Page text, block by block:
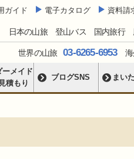
ガイド 電子カタログ 資料請
日本の山旅 登山バス 国内旅行
世界の山旅 03-6265-6953海
ーメイド
積もり
ブログSNS まい